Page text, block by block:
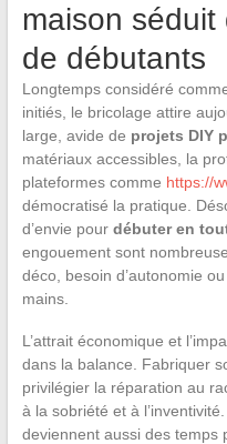
maison
de débutants
Longtemps considéré
initiés, le bricolage attire
large, avide de projets DIY
matériaux accessibles, la
plateformes comme https://
démocratisé la pratique.
d’envie pour débuter en
engouement sont
déco, besoin d’autonomie
mains.
L’attrait économique et
dans la balance. Fabriquer
privilégier la réparation au
à la sobriété et à
deviennent aussi des temps